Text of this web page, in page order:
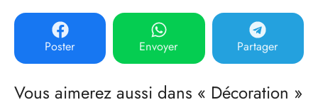
Poster Envoyer Partager
Vous aimerez aussi dans « Décoration »